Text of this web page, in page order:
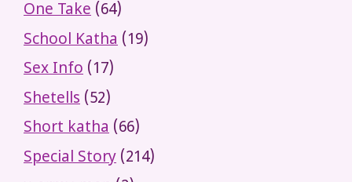
One Take (64)
School Katha (19)
Sex Info (17)
Shetells (52)
Short katha (66)
Special Story (214)